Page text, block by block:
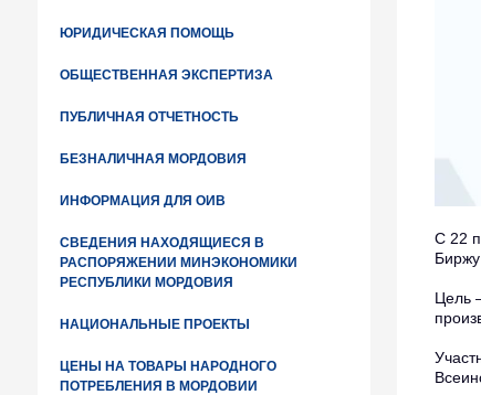
ЮРИДИЧЕСКАЯ ПОМОЩЬ
ОБЩЕСТВЕННАЯ ЭКСПЕРТИЗА
ПУБЛИЧНАЯ ОТЧЕТНОСТЬ
БЕЗНАЛИЧНАЯ МОРДОВИЯ
ИНФОРМАЦИЯ ДЛЯ ОИВ
СВЕДЕНИЯ НАХОДЯЩИЕСЯ В
РАСПОРЯЖЕНИИ МИНЭКОНОМИКИ
РЕСПУБЛИКИ МОРДОВИЯ
НАЦИОНАЛЬНЫЕ ПРОЕКТЫ
ЦЕНЫ НА ТОВАРЫ НАРОДНОГО
ПОТРЕБЛЕНИЯ В МОРДОВИИ
С 22
Цель